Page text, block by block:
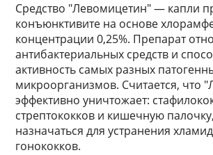
Средство "Левомицетин" — капли
конъюнктивите на основе
концентрации 0,25%. Препарат
антибактериальных средств и
активность самых разных
микроорганизмов. Считается, что
эффективно уничтожает:
стрептококков и кишечную
назначаться для устранения
гонококков.